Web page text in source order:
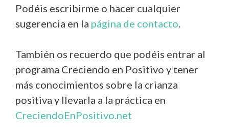
Podéis escribirme o hacer cualquier
sugerencia en la página de contacto.
También os recuerdo que podéis entrar al
programa Creciendo en Positivo y tener
más conocimientos sobre la crianza
positiva y llevarla a la práctica en
CreciendoEnPositivo.net